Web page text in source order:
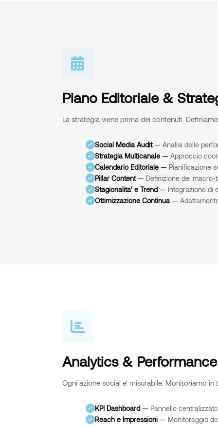
Piano Editoriale &
La strategia viene prima dei contenuti.
Social Media Audit— Analisi delle
Strategia Multicanale— Approccio
Calendario Editoriale— Pianificazione
Pillar Content— Definizione dei
Stagionalita' e Trend— Integrazione di
Ottimizzazione Continua—
Analytics & Performance
Ogni azione social e' misurabile. Monitoriamo
KPI Dashboard— Pannello
Reach e Impressioni— Monitoraggio